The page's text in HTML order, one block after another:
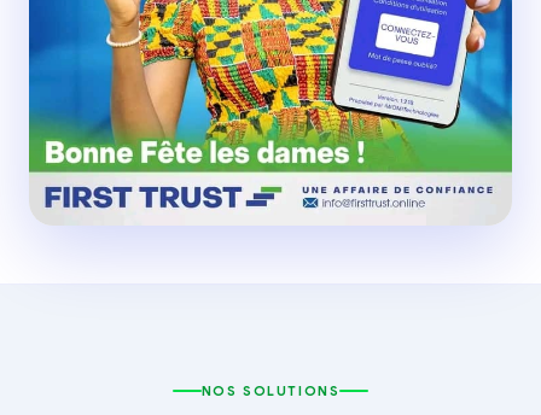
NOS SOLUTIONS